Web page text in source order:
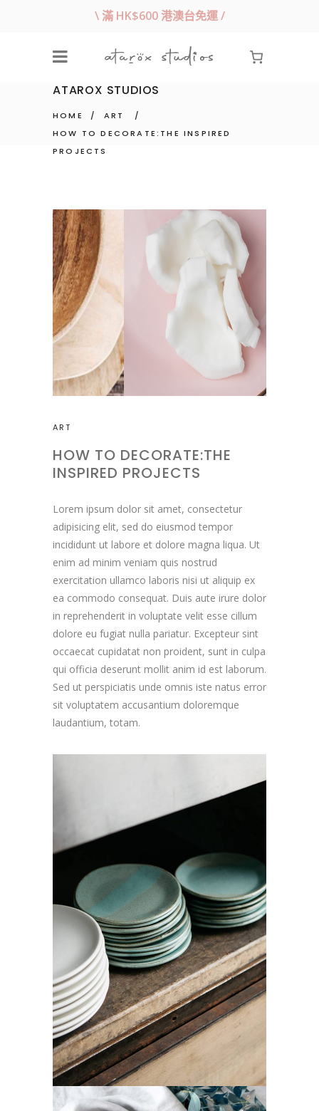
\ 滿 HK$600 港澳台免運 /
ATAROX STUDIOS
HOME / ART
/
HOW TO DECORATE:THE INSPIRED
PROJECTS
ART
HOW TO DECORATE:THE
INSPIRED PROJECTS
Lorem ipsum dolor sit amet, consectetur
adipisicing elit, sed do eiusmod tempor
incididunt ut labore et dolore magna liqua. Ut
enim ad minim veniam quis nostrud
exercitation ullamco laboris nisi ut aliquip ex
ea commodo consequat. Duis aute irure dolor
in reprehenderit in voluptate velit esse cillum
dolore eu fugiat nulla pariatur. Excepteur sint
occaecat cupidatat non proident, sunt in culpa
qui officia deserunt mollit anim id est laborum.
Sed ut perspiciatis unde omnis iste natus error
sit voluptatem accusantium doloremque
laudantium, totam.